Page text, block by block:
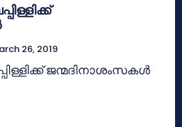
26, 2019
ജന്മദിനാശംസകള്‍